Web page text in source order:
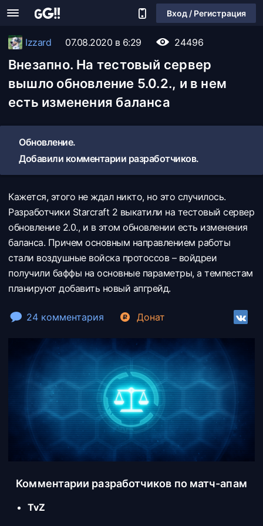
Вход / Регистрация
Izzard 07.08.2020 в 6:29 24496
Внезапно. На тестовый сервер
вышло обновление 5.0.2., и в нем
есть изменения баланса
Обновление.
Добавили комментарии разработчиков.
Кажется, этого не ждал никто, но это случилось.
Разработчики Starcraft 2 выкатили на тестовый сервер
обновление 2.0., и в этом обновлении есть изменения
баланса. Причем основным направлением работы
стали воздушные войска протоссов – войдреи
получили баффы на основные параметры, а темпестам
планируют добавить новый апгрейд.
24 комментария Донат
Комментарии разработчиков по матч-апам
TvZ